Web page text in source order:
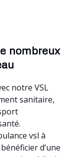
nombreux
notre VSL
sanitaire,
vsl à
d’une